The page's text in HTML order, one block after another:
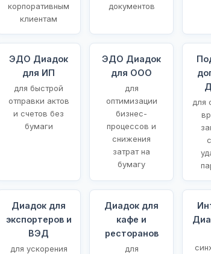
корпоративным
клиентам
документов
ЭДО Диадок
для ИП
для быстрой
отправки актов
и счетов без
бумаги
ЭДО Диадок
для ООО
для
оптимизации
бизнес-
процессов и
снижения
затрат на
бумагу
для
Диадок для
экспортеров и
ВЭД
для ускорения
Диадок для
кафе и
ресторанов
для